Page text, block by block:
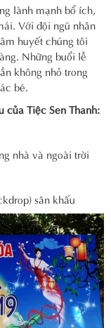
lành mạnh bổ ích,
Với đội ngũ nhân
huyết chúng tôi
Những buổi lễ
không nhỏ trong
bé.
của Tiệc Sen Thanh:
nhà và ngoài trời
sân khấu